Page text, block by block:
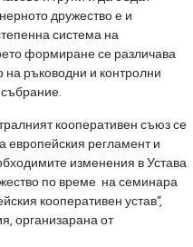
дружество е и
система на
формиране се различава
на ръководни и контролни
кооперативен съюз се
европейския регламент и
изменения в Устава
по време на семинара
кооперативен устав”,
организарана от